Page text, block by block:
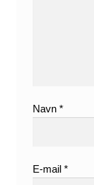
Navn*
E-mail*